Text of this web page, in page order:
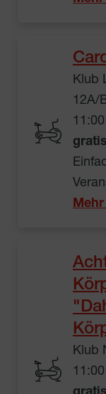
Klub
12A/
gratis
Klub